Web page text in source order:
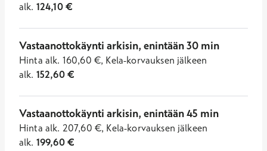
alk. 124,10€
Vastaanottokäynti arkisin, enintään 30 min
Hinta alk. 160,60 €, Kela-korvauksen jälkeen
alk. 152,60€
Vastaanottokäynti arkisin, enintään 45 min
Hinta alk. 207,60 €, Kela-korvauksen jälkeen
alk. 199,60€